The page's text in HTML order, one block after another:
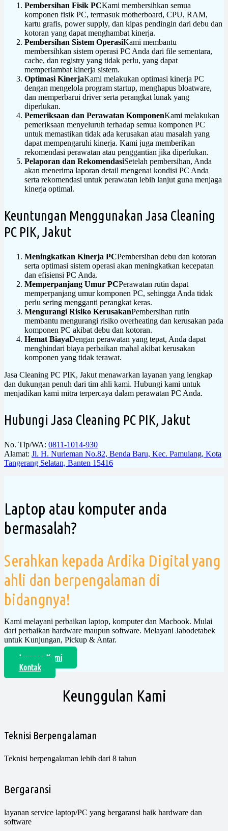
Pembersihan Fisik PCKami membersihkan semua
komponen fisik PC, termasuk motherboard, CPU, RAM,
kartu grafis, power supply, dan kipas pendingin dari debu dan
kotoran yang dapat menghambat kinerja.
Pembersihan Sistem OperasiKami membantu
membersihkan sistem operasi PC Anda dari file sementara,
cache, dan registry yang tidak perlu, yang dapat
memperlambat kinerja sistem.
Optimasi KinerjaKami melakukan optimasi kinerja PC
dengan mengelola program startup, menghapus bloatware,
dan memperbarui driver serta perangkat lunak yang
diperlukan.
Pemeriksaan dan Perawatan KomponenKami melakukan
pemeriksaan menyeluruh terhadap semua komponen PC
untuk memastikan tidak ada kerusakan atau masalah yang
dapat mempengaruhi kinerja. Kami juga memberikan
rekomendasi perawatan atau penggantian jika diperlukan.
Pelaporan dan RekomendasiSetelah pembersihan, Anda
akan menerima laporan detail mengenai kondisi PC Anda
serta rekomendasi untuk perawatan lebih lanjut guna menjaga
kinerja optimal.
Keuntungan Menggunakan Jasa Cleaning
PC PIK, Jakut
Meningkatkan Kinerja PCPembersihan debu dan kotoran
serta optimasi sistem operasi akan meningkatkan kecepatan
dan efisiensi PC Anda.
Memperpanjang Umur PCPerawatan rutin dapat
memperpanjang umur komponen PC, sehingga Anda tidak
perlu sering mengganti perangkat keras.
Mengurangi Risiko KerusakanPembersihan rutin
membantu mengurangi risiko overheating dan kerusakan pada
komponen PC akibat debu dan kotoran.
Hemat BiayaDengan perawatan yang tepat, Anda dapat
menghindari biaya perbaikan mahal akibat kerusakan
komponen yang tidak terawat.
Jasa Cleaning PC PIK, Jakut menawarkan layanan yang lengkap
dan dukungan penuh dari tim ahli kami. Hubungi kami untuk
menjadikan kami mitra terpercaya dalam perawatan PC Anda.
Hubungi Jasa Cleaning PC PIK, Jakut
No. Tlp/WA: 0811-1014-930
Alamat: Jl. H. Nurleman No.82, Benda Baru, Kec. Pamulang, Kota
Tangerang Selatan, Banten 15416
Laptop atau komputer anda
bermasalah?
Serahkan kepada Ardika Digital yang
ahli dan berpengalaman di
bidangnya!
Kami melayani perbaikan laptop, komputer dan Macbook. Mulai
dari perbaikan hardware maupun software. Melayani Jabodetabek
untuk Kunjungan, Pickup & Antar.
Layanan Kami
Kontak
Keunggulan Kami
Teknisi Berpengalaman
Teknisi berpengalaman lebih dari 8 tahun
Bergaransi
layanan service laptop/PC yang bergaransi baik hardware dan
software